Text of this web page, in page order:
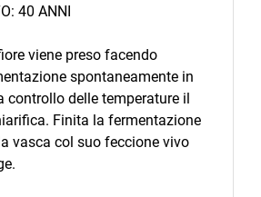
40 ANNI
viene preso facendo
spontaneamente in
controllo delle temperature il
Finita la fermentazione
vasca col suo feccione vivo